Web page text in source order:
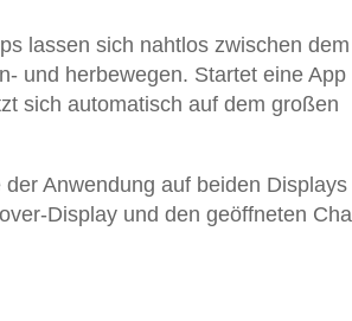
lassen sich nahtlos zwischen dem
und herbewegen. Startet eine App
sich automatisch auf dem großen
Anwendung auf beiden Displays
Display und den geöffneten